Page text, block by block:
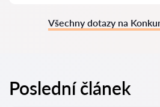
Všechny dotazy na
Poslední článek